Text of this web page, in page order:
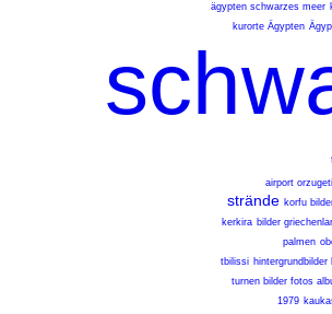
ägypten schwarzes meer
kurorte Ägypten
airport orzugeti
strände korfu
kerkira bilder
palmen
tbilissi hintergrundbilder
turnen bilder fotos
1979